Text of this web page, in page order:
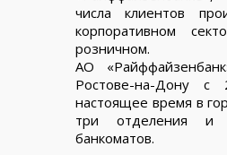
числа клиентов
корпоративном
розничном.
АО
Ростове-на-Дону
настоящее время в
три отделения и
банкоматов.